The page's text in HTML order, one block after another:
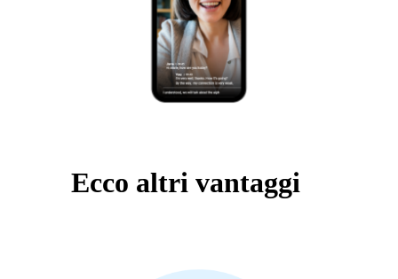
Ecco altri vantaggi